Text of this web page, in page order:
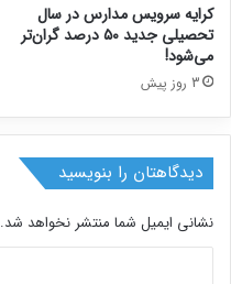
کرایه سرویس مدارس در سال
تحصیلی جدید ۵۰ درصد گران‌تر
می‌شود!
3 روز پیش
دیدگاهتان را بنویسید
نشانی ایمیل شما منتشر نخواهد شد.